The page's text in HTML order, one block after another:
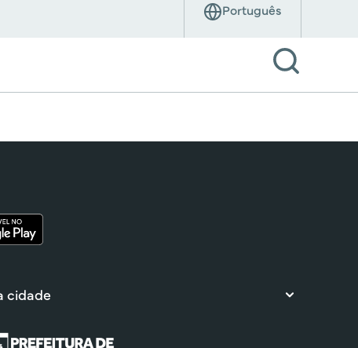
cidade